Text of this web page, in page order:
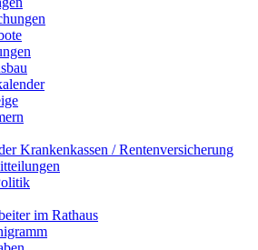
Krankenkassen / Rentenversicherung
im Rathaus